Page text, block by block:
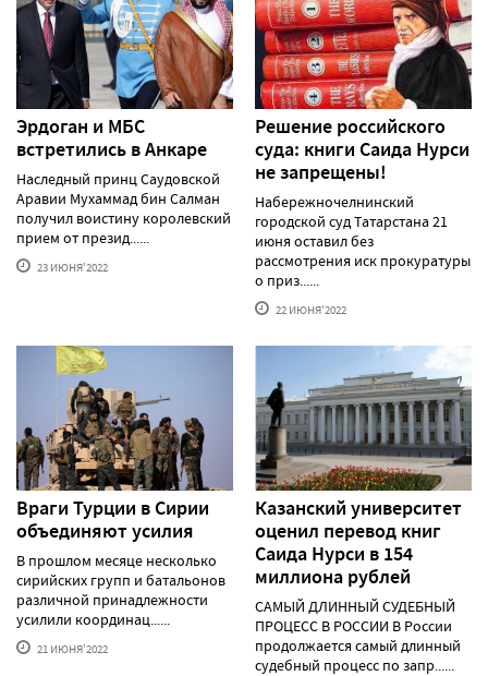
Эрдоган и МБС
встретились в Анкаре
Наследный принц Саудовской
Аравии Мухаммад бин Салман
получил воистину королевский
прием от презид......
23 ИЮНЯ'2022
Решение российского
суда: книги Саида Нурси
не запрещены!
Набережночелнинский
городской суд Татарстана 21
июня оставил без
рассмотрения иск прокуратуры
о приз......
22 ИЮНЯ'2022
Враги Турции в Сирии
объединяют усилия
В прошлом месяце несколько
сирийских групп и батальонов
различной принадлежности
усилили координац......
21 ИЮНЯ'2022
Казанский университет
оценил перевод книг
Саида Нурси в 154
миллиона рублей
САМЫЙ ДЛИННЫЙ СУДЕБНЫЙ
ПРОЦЕСС В РОССИИ В России
продолжается самый длинный
судебный процесс по запр......